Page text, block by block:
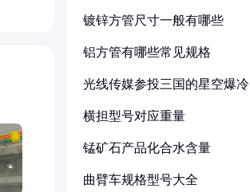
镀锌方管尺寸一般有哪些
铝方管有哪些常见规格
光线传媒参投三国的星空爆冷
横担型号对应重量
锰矿石产品化合水含量
曲臂车规格型号大全